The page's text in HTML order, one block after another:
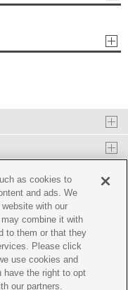
as cookies to
and ads. We
with our
combine it with
to them or that they
Please click
use cookies and
have the right to opt
our partners.